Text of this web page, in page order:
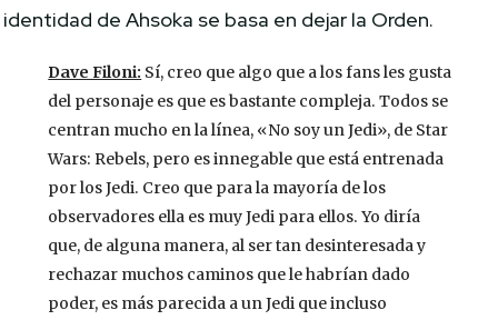
identidad de Ahsoka se basa en dejar la Orden.
Dave Filoni: Sí, creo que algo que a los fans les gusta
del personaje es que es bastante compleja. Todos se
centran mucho en la línea, «No soy un Jedi», de Star
Wars: Rebels, pero es innegable que está entrenada
por los Jedi. Creo que para la mayoría de los
observadores ella es muy Jedi para ellos. Yo diría
que, de alguna manera, al ser tan desinteresada y
rechazar muchos caminos que le habrían dado
poder, es más parecida a un Jedi que incluso